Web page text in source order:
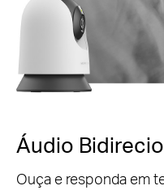
Áudio
Ouça e responda em